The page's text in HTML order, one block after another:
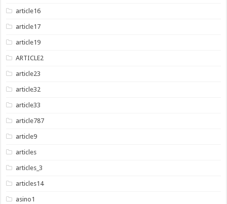
article16
article17
article19
ARTICLE2
article23
article32
article33
article787
article9
articles
articles_3
articles14
asino1